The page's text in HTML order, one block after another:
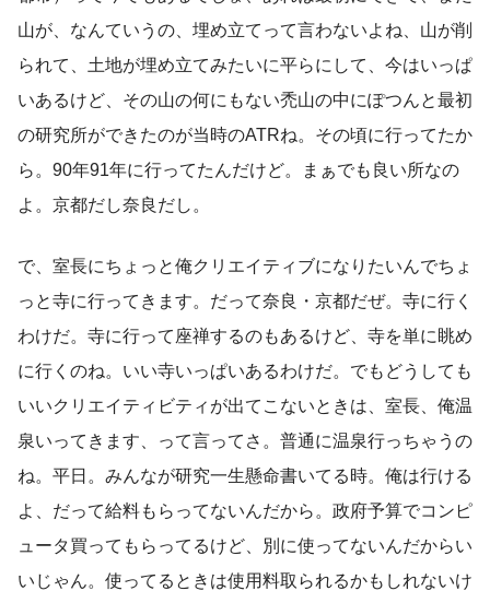
山が、なんていうの、埋め立てって言わないよね、山が削
られて、土地が埋め立てみたいに平らにして、今はいっぱ
いあるけど、その山の何にもない禿山の中にぽつんと最初
の研究所ができたのが当時のATRね。その頃に行ってたか
ら。90年91年に行ってたんだけど。まぁでも良い所なの
よ。京都だし奈良だし。
で、室長にちょっと俺クリエイティブになりたいんでちょ
っと寺に行ってきます。だって奈良・京都だぜ。寺に行く
わけだ。寺に行って座禅するのもあるけど、寺を単に眺め
に行くのね。いい寺いっぱいあるわけだ。でもどうしても
いいクリエイティビティが出てこないときは、室長、俺温
泉いってきます、って言ってさ。普通に温泉行っちゃうの
ね。平日。みんなが研究一生懸命書いてる時。俺は行ける
よ、だって給料もらってないんだから。政府予算でコンピ
ュータ買ってもらってるけど、別に使ってないんだからい
いじゃん。使ってるときは使用料取られるかもしれないけ